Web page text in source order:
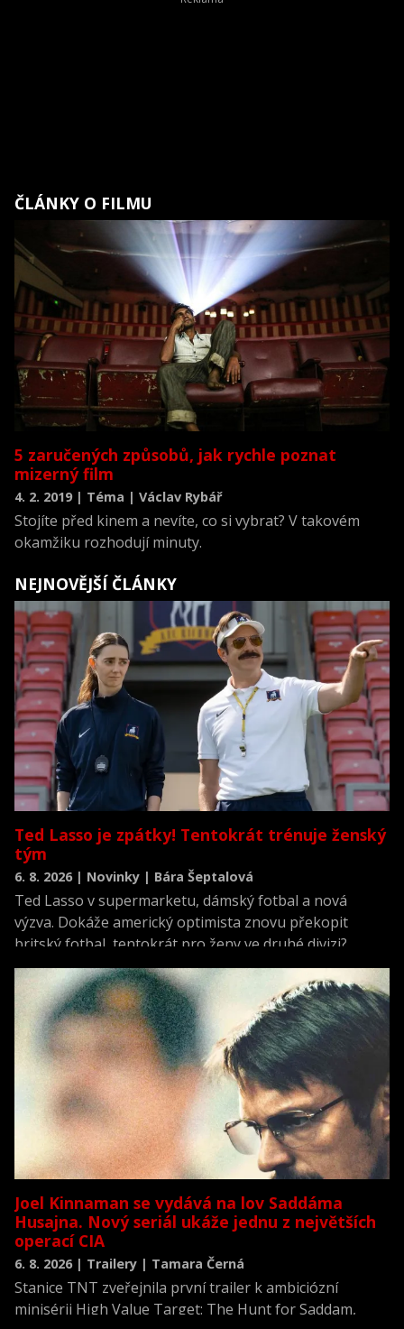
ČLÁNKY O FILMU
5 zaručených způsobů, jak rychle poznat
mizerný film
4. 2. 2019 | Téma | Václav Rybář
Stojíte před kinem a nevíte, co si vybrat? V takovém
okamžiku rozhodují minuty.
NEJNOVĚJŠÍ ČLÁNKY
Ted Lasso je zpátky! Tentokrát trénuje ženský
tým
6. 8. 2026 | Novinky | Bára Šeptalová
Ted Lasso v supermarketu, dámský fotbal a nová
výzva. Dokáže americký optimista znovu překopit
britský fotbal, tentokrát pro ženy ve druhé divizi?
Joel Kinnaman se vydává na lov Saddáma
Husajna. Nový seriál ukáže jednu z největších
operací CIA
6. 8. 2026 | Trailery | Tamara Černá
Stanice TNT zveřejnila první trailer k ambiciózní
minisérii High Value Target: The Hunt for Saddam,